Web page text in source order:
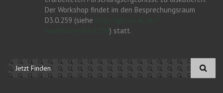
Der Workshop findet im den Besprechungsraum
D3.0.259 (siehe
) statt.
Suchformular